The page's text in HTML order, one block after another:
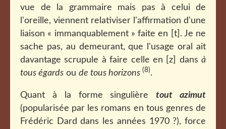
vue de la grammaire mais pas à celui de
l'oreille, viennent relativiser l'affirmation d'une
liaison « immanquablement » faite en [t]. Je ne
sache pas, au demeurant, que l'usage oral ait
davantage scrupule à faire celle en [z] dans à
tous égards ou de tous horizons (8).
Quant à la forme singulièretout azimut
(popularisée par les romans en tous genres de
Frédéric Dard dans les années 1970 ?), force